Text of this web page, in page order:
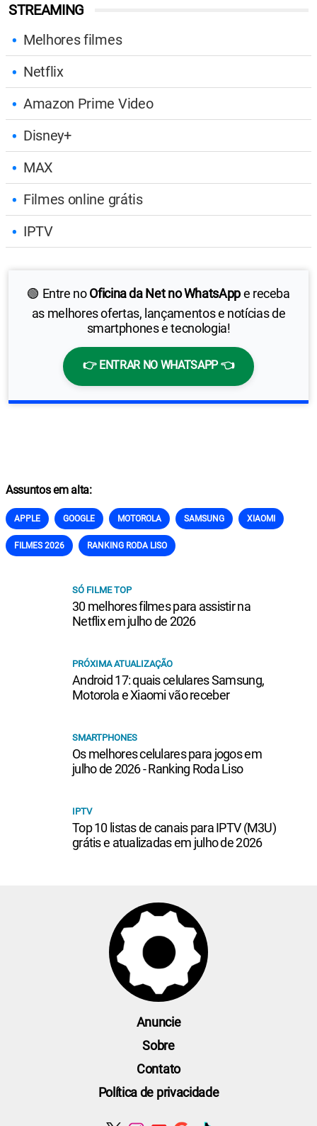
STREAMING
Melhores filmes
Netflix
Amazon Prime Video
Disney+
MAX
Filmes online grátis
IPTV
🟢 Entre noOficina da Net no WhatsAppe receba
as melhores ofertas, lançamentos e notícias de
smartphones e tecnologia!
👉 ENTRAR NO WHATSAPP 👈
Assuntos em alta:
APPLE GOOGLE MOTOROLA SAMSUNG XIAOMI
FILMES 2026 RANKING RODA LISO
SÓ FILME TOP
30 melhores filmes para assistir na
Netflix em julho de 2026
PRÓXIMA ATUALIZAÇÃO
Android 17: quais celulares Samsung,
Motorola e Xiaomi vão receber
SMARTPHONES
Os melhores celulares para jogos em
julho de 2026 - Ranking Roda Liso
IPTV
Top 10 listas de canais para IPTV (M3U)
grátis e atualizadas em julho de 2026
Anuncie
Sobre
Contato
Política de privacidade